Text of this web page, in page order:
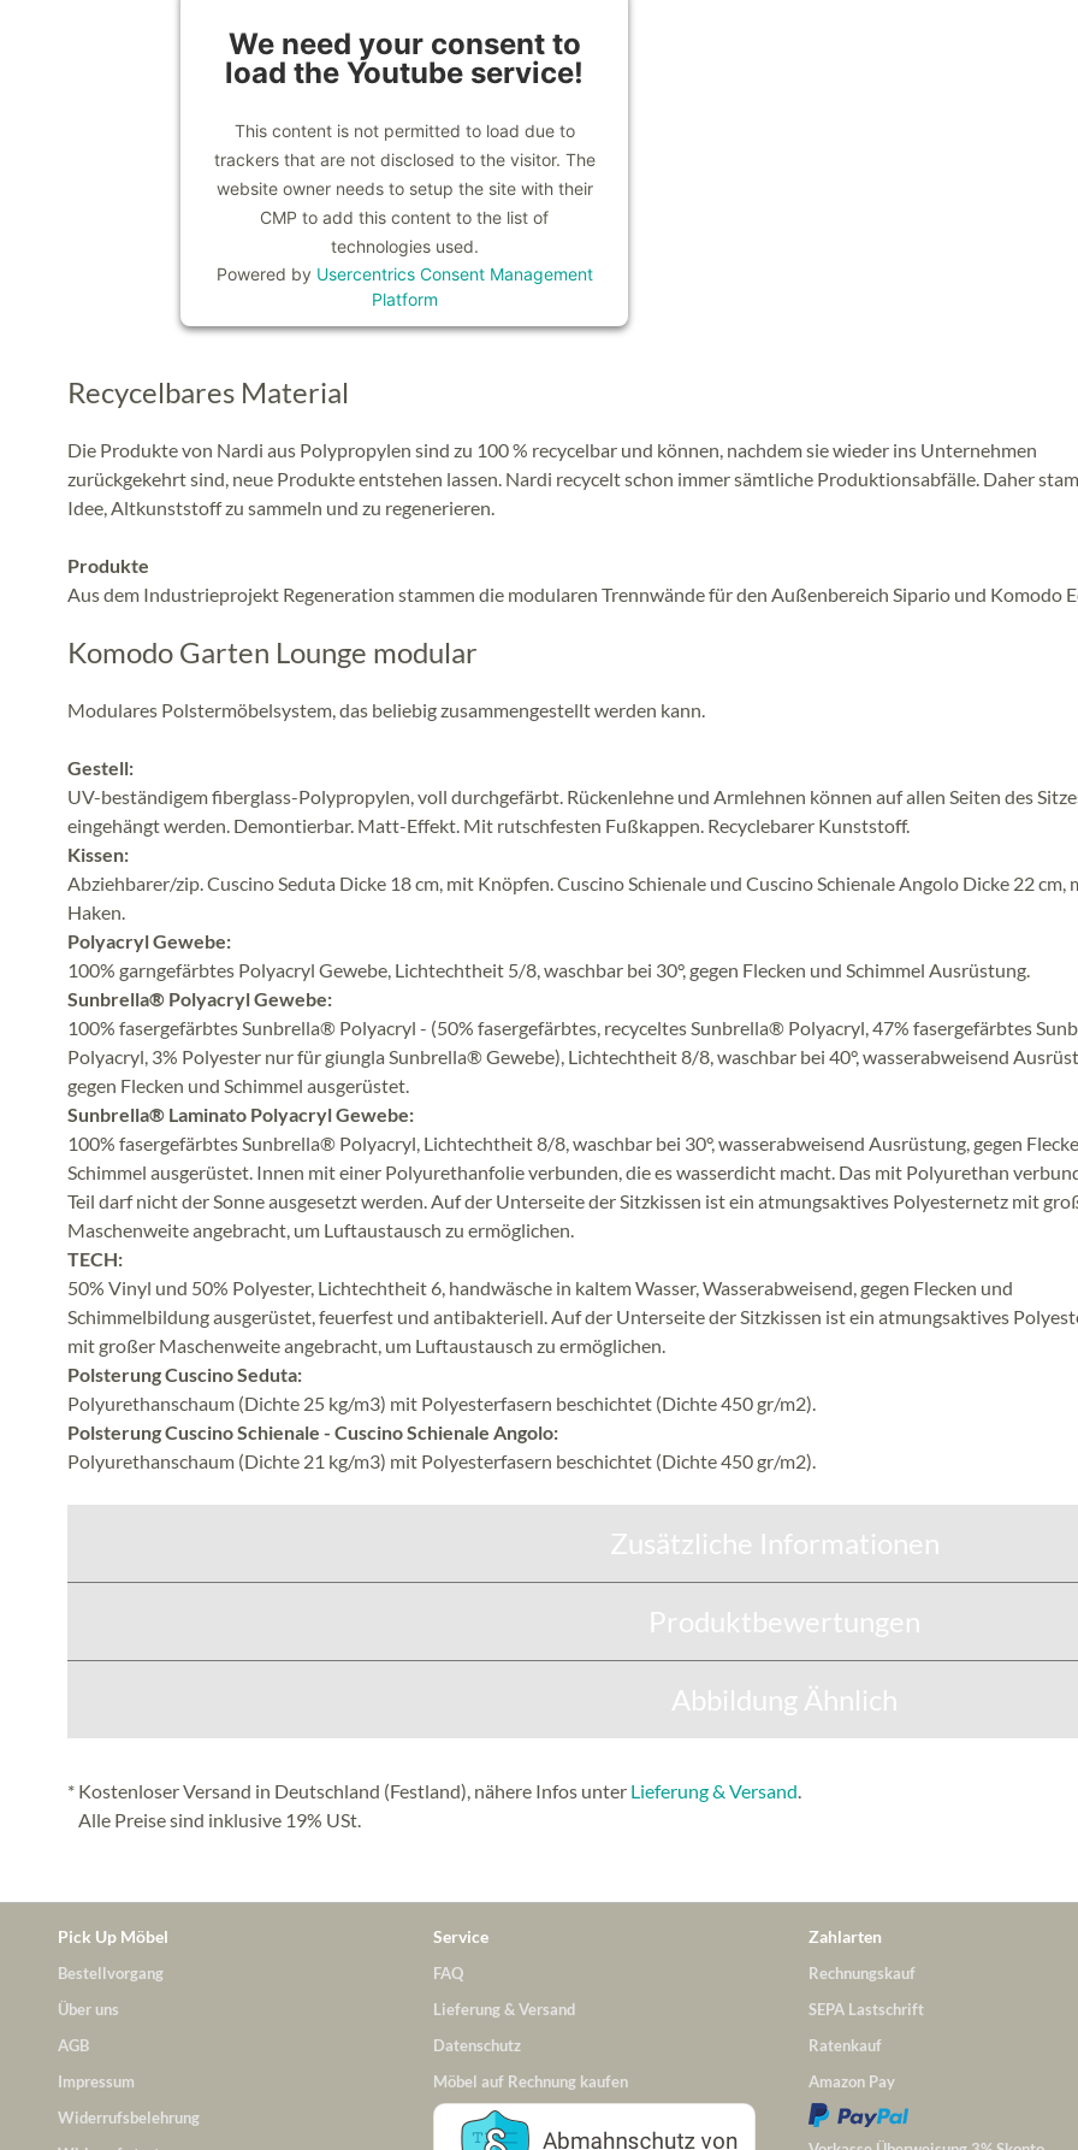
We need your consent to
load the Youtube service!
This content is not permitted to load due to
trackers that are not disclosed to the visitor. The
website owner needs to setup the site with their
CMP to add this content to the list of
technologies used.
Powered by Usercentrics Consent Management
Platform
Recycelbares Material
Die Produkte von Nardi aus Polypropylen sind zu 100 % recycelbar und können, nachdem sie wieder ins Unternehmen
zurückgekehrt sind, neue Produkte entstehen lassen. Nardi recycelt schon immer sämtliche Produktionsabfälle. Daher
Idee, Altkunststoff zu sammeln und zu regenerieren.
Produkte
Aus dem Industrieprojekt Regeneration stammen die modularen Trennwände für den Außenbereich Sipario und Komodo
Komodo Garten Lounge modular
Modulares Polstermöbelsystem, das beliebig zusammengestellt werden kann.
Gestell:
UV-beständigem fiberglass-Polypropylen, voll durchgefärbt. Rückenlehne und Armlehnen können auf allen Seiten des
eingehängt werden. Demontierbar. Matt-Effekt. Mit rutschfesten Fußkappen. Recyclebarer Kunststoff.
Kissen:
Abziehbarer/zip. Cuscino Seduta Dicke 18 cm, mit Knöpfen. Cuscino Schienale und Cuscino Schienale Angolo Dicke 22 cm,
Haken.
Polyacryl Gewebe:
100% garngefärbtes Polyacryl Gewebe, Lichtechtheit 5/8, waschbar bei 30°, gegen Flecken und Schimmel Ausrüstung.
Sunbrella® Polyacryl Gewebe:
100% fasergefärbtes Sunbrella® Polyacryl - (50% fasergefärbtes, recyceltes Sunbrella® Polyacryl, 47% fasergefärbtes
Polyacryl, 3% Polyester nur für giungla Sunbrella® Gewebe), Lichtechtheit 8/8, waschbar bei 40°, wasserabweisend
gegen Flecken und Schimmel ausgerüstet.
Sunbrella® Laminato Polyacryl Gewebe:
100% fasergefärbtes Sunbrella® Polyacryl, Lichtechtheit 8/8, waschbar bei 30°, wasserabweisend Ausrüstung, gegen
Schimmel ausgerüstet. Innen mit einer Polyurethanfolie verbunden, die es wasserdicht macht. Das mit Polyurethan
Teil darf nicht der Sonne ausgesetzt werden. Auf der Unterseite der Sitzkissen ist ein atmungsaktives Polyesternetz mit
Maschenweite angebracht, um Luftaustausch zu ermöglichen.
TECH:
50% Vinyl und 50% Polyester, Lichtechtheit 6, handwäsche in kaltem Wasser, Wasserabweisend, gegen Flecken und
Schimmelbildung ausgerüstet, feuerfest und antibakteriell. Auf der Unterseite der Sitzkissen ist ein atmungsaktives
mit großer Maschenweite angebracht, um Luftaustausch zu ermöglichen.
Polsterung Cuscino Seduta:
Polyurethanschaum (Dichte 25 kg/m3) mit Polyesterfasern beschichtet (Dichte 450 gr/m2).
Polsterung Cuscino Schienale - Cuscino Schienale Angolo:
Polyurethanschaum (Dichte 21 kg/m3) mit Polyesterfasern beschichtet (Dichte 450 gr/m2).
Zusätzliche Informationen
Produktbewertungen
Abbildung Ähnlich
* Kostenloser Versand in Deutschland (Festland), nähere Infos unter Lieferung & Versand.
Alle Preise sind inklusive 19% USt.
Pick Up Möbel
Bestellvorgang
Über uns
AGB
Impressum
Widerrufsbelehrung
Service
FAQ
Lieferung & Versand
Datenschutz
Möbel auf Rechnung kaufen
Zahlarten
Rechnungskauf
SEPA Lastschrift
Ratenkauf
Amazon Pay